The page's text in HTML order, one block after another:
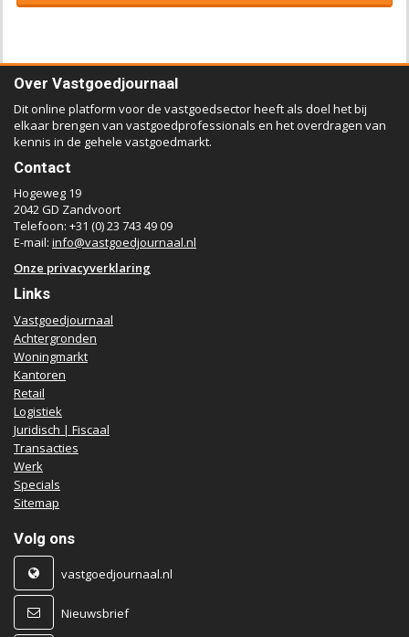
Over Vastgoedjournaal
Dit online platform voor de vastgoedsector heeft als doel het bij
elkaar brengen van vastgoedprofessionals en het overdragen van
kennis in de gehele vastgoedmarkt.
Contact
Hogeweg 19
2042 GD Zandvoort
Telefoon: +31 (0) 23 743 49 09
E-mail: info@vastgoedjournaal.nl
Onze privacyverklaring
Links
Vastgoedjournaal
Achtergronden
Woningmarkt
Kantoren
Retail
Logistiek
Juridisch | Fiscaal
Transacties
Werk
Specials
Sitemap
Volg ons
vastgoedjournaal.nl
Nieuwsbrief